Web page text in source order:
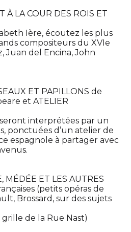
À LA COUR DES ROIS ET
Ière, écoutez les plus
compositeurs du XVIe
Juan del Encina, John
ET PAPILLONS de
et ATELIER
interprétées par un
ponctuées d’un atelier de
espagnole à partager avec
MÉDÉE ET LES AUTRES
(petits opéras de
Brossard, sur des sujets
de la Rue Nast)